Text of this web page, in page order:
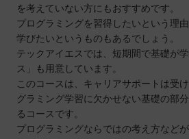
を考えていない方にもおすすめです。
プログラミングを習得したいという理
学びたいというものもあるでしょう。
テックアイエスでは、短期間で基礎が
ス」も用意しています。
このコースは、キャリアサポートは受
グラミング学習に欠かせない基礎の部
るコースです。
プログラミングならではの考え方など